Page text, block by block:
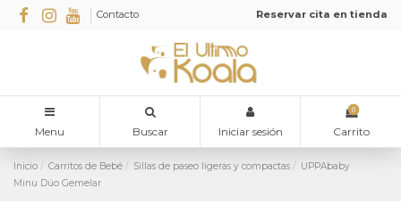
Contacto Reservar cita en tienda
Menu Buscar Iniciar sesión
0
Carrito
Inicio Carritos de Bebé Sillas de paseo ligeras y compactas
UPPAbaby
Minu Dúo Gemelar